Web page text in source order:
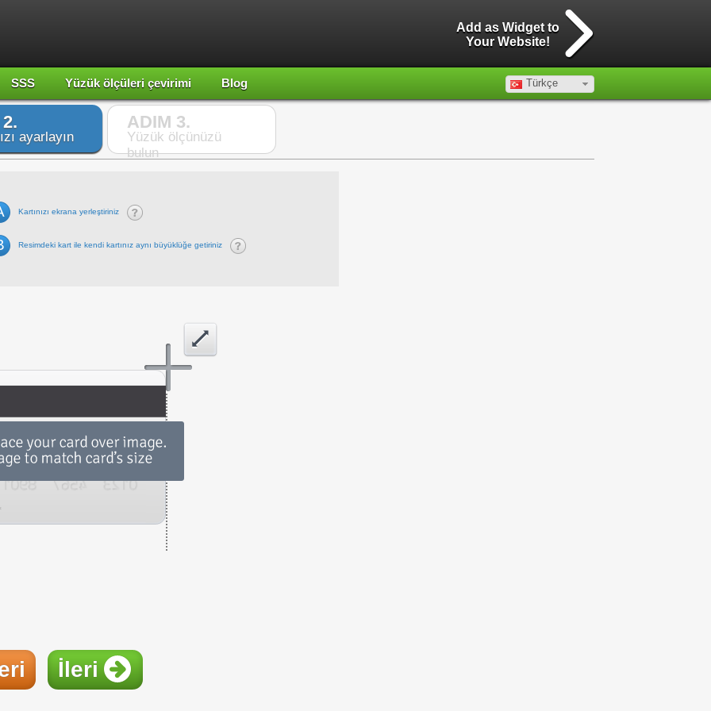
Add as Widget to
Your Website!
SSS Yüzük ölçüleri çevirimi Blog Türkçe
ayarlayın
ADIM 3.
Yüzük ölçünüzü
bulun
Kartınızı ekrana yerleştiriniz
Resimdeki kart ile kendi kartınız aynı büyüklüğe getiriniz
İleri